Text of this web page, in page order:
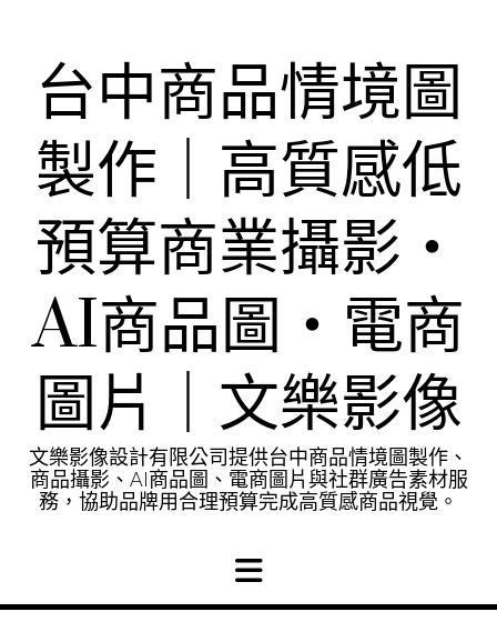
台中商品情境圖
製作｜高質感低
預算商業攝影・
AI商品圖・電商
圖片｜文樂影像
文樂影像設計有限公司提供台中商品情境圖製作、
商品攝影、AI商品圖、電商圖片與社群廣告素材服
務，協助品牌用合理預算完成高質感商品視覺。